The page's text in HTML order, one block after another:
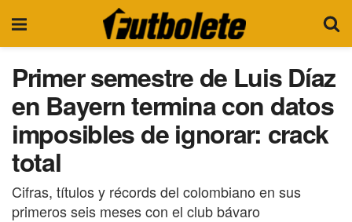
Primer semestre de Luis Díaz
en Bayern termina con datos
imposibles de ignorar: crack
total
Cifras, títulos y récords del colombiano en sus
primeros seis meses con el club bávaro